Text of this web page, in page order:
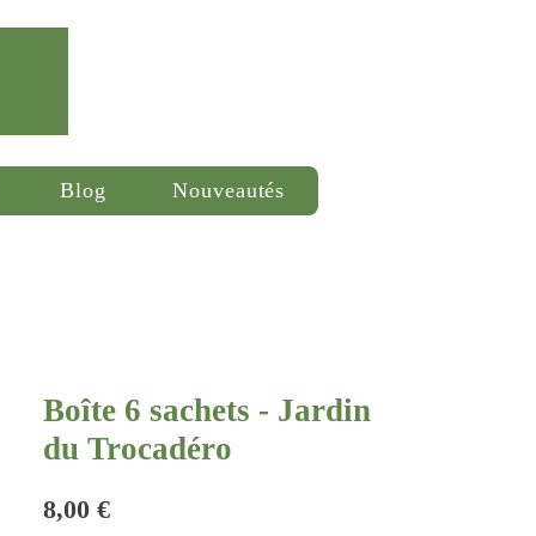
Blog Nouveautés
Boîte 6 sachets - Jardin
du Trocadéro
8,00 €Prix